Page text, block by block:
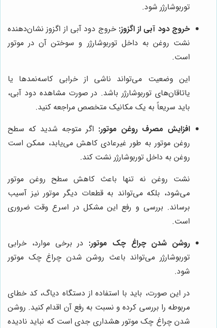
توربوشارژر شود.
خروج دود آبی از اگزوز: خروج دود آبی از اگزوز نشان‌دهنده
نشت روغن به داخل توربوشارژر و سوختن آن در موتور
است.
این وضعیت می‌تواند ناشی از خرابی کاسه‌نمدها یا
یاتاقان‌های توربوشارژر باشد. در صورت مشاهده دود آبی،
باید سریعاً به یک مکانیک متخصص مراجعه کنید.
افزایش مصرف روغن موتور: اگر متوجه شدید که سطح
روغن موتور به طور غیرعادی کاهش می‌یابد، ممکن است
روغن به داخل توربوشارژر نشت کند.
نشت روغن نه تنها باعث کاهش سطح روغن موتور
می‌شود، بلکه می‌تواند به قطعات دیگر موتور نیز آسیب
برساند. بررسی و رفع این مشکل در اسرع وقت ضروری
است.
روشن شدن چراغ چک موتور: در برخی موارد، خرابی
توربوشارژر می‌تواند باعث روشن شدن چراغ چک موتور
شود.
در این صورت، باید با استفاده از دستگاه دیاگ، کد خطای
مربوطه را بررسی کرده و نسبت به رفع آن اقدام کنید. روشن
شدن چراغ چک موتور هشداری جدی است که نباید نادیده